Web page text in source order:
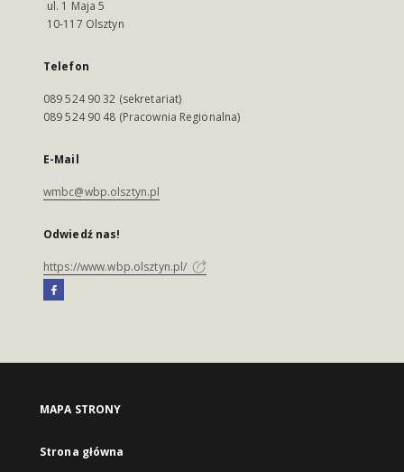
ul. 1 Maja 5
10-117 Olsztyn
Telefon
089 524 90 32 (sekretariat)
089 524 90 48 (Pracownia Regionalna)
E-Mail
wmbc@wbp.olsztyn.pl
Odwiedź nas!
https://www.wbp.olsztyn.pl/
MAPA STRONY
Strona główna